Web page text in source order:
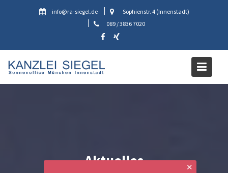
info@ra-siegel.de
Sophienstr. 4 (Innenstadt)
089 / 3836 7020
Aktuelles
✕